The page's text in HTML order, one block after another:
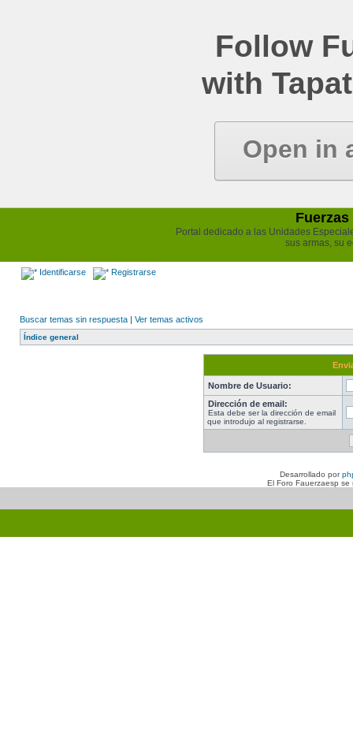
Follow
with
Open in
Portal dedicado a las Unidades
sus armas, su
Identificarse Registrarse
Buscar temas sin respuesta | Ver temas activos
Índice general
Nombre de Usuario:
Dirección de email:
Esta debe ser la dirección de email
que introdujo al registrarse.
Desarrollado por
El Foro Fauerzaesp